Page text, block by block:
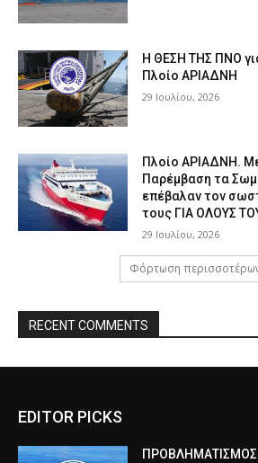
Η ΘΕΣΗ ΤΗΣ ΠΝΟ
Πλοίο ΑΡΙΑΔΝΗ
29 Ιουλίου, 2026
Πλοίο ΑΡΙΑΔΝΗ.
Παρέμβαση τα
επέβαλαν τον
τους ΓΙΑ ΟΛΟΥΣ
29 Ιουλίου, 2026
Φόρτωση
RECENT COMMENTS
EDITOR PICKS